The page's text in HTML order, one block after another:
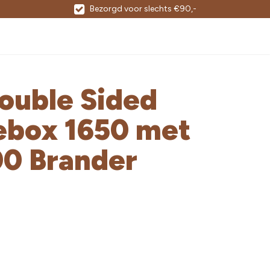
Bezorgd voor slechts €90,-
Sided
1650 met
Brander